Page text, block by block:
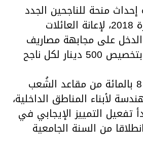
منحة للناجحين الجدد
في الباكالوريا دورة 2018، لإعانة العائلات
على مجابهة مصاريف
الدراسة الجامعية بتخصيص 500 دينار لكل ناجح
كما تقرّر تخصيص 8 بالمائة من مقاعد الشُعب
لأبناء المناطق الداخلية،
تفعيل التمييز الإيجابي في
من السنة الجامعية